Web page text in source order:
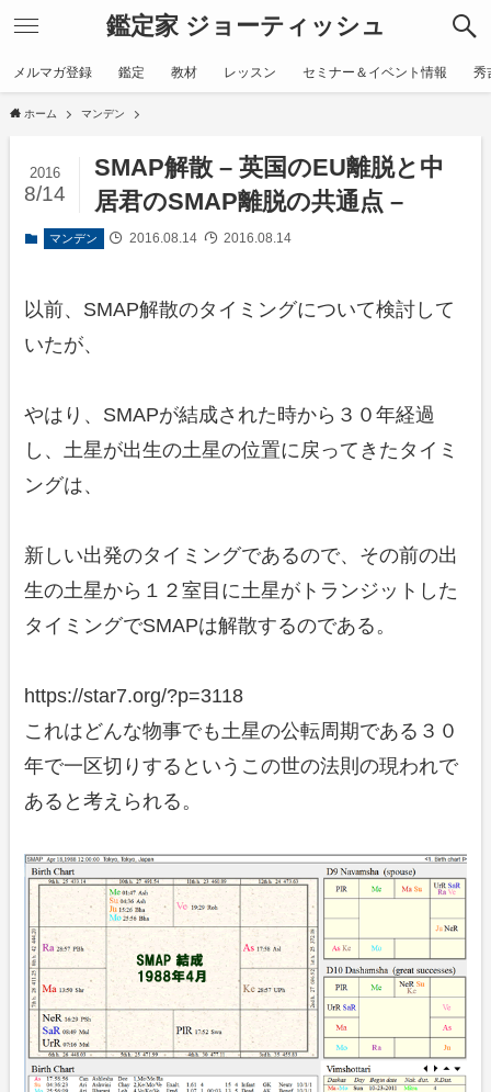
鑑定家 ジョーティッシュ
メルマガ登録 鑑定 教材 レッスン セミナー＆イベント情報 秀
ホーム マンデン
SMAP解散 – 英国のEU離脱と中
居君のSMAP離脱の共通点 –
2016
8/14
マンデン 2016.08.14 2016.08.14
以前、SMAP解散のタイミングについて検討して
いたが、
やはり、SMAPが結成された時から３０年経過
し、土星が出生の土星の位置に戻ってきたタイミ
ングは、
新しい出発のタイミングであるので、その前の出
生の土星から１２室目に土星がトランジットした
タイミングでSMAPは解散するのである。
https://star7.org/?p=3118
これはどんな物事でも土星の公転周期である３０
年で一区切りするというこの世の法則の現われで
あると考えられる。